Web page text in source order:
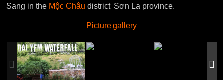
Sang in the Mộc Châu district, Sơn La province.
Picture gallery